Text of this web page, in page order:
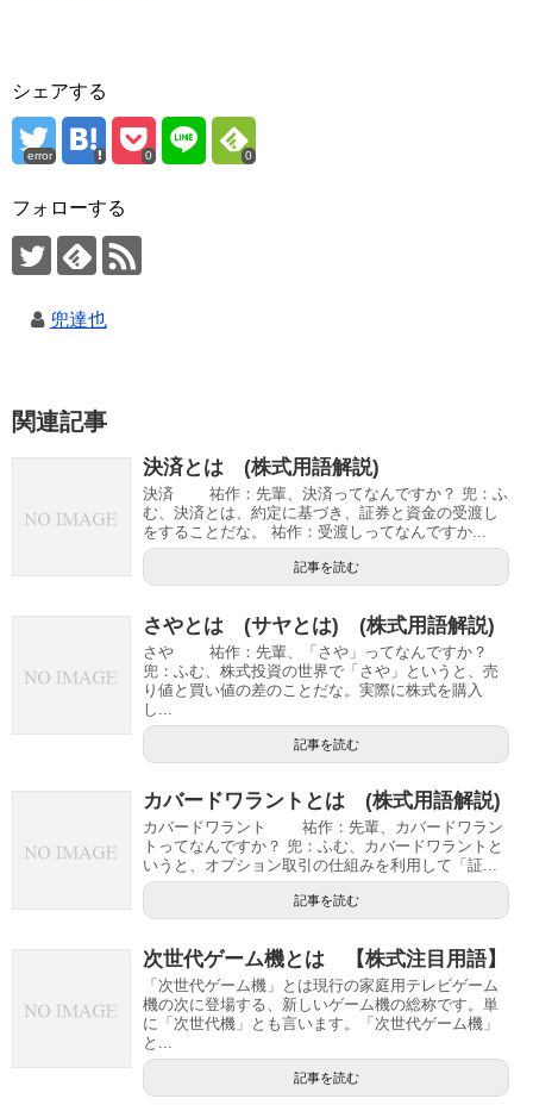
シェアする
error 0 0
フォローする
兜達也
関連記事
決済とは (株式用語解説)
決済 祐作：先輩、決済ってなんですか？ 兜：ふ
む、決済とは、約定に基づき、証券と資金の受渡し
をすることだな。 祐作：受渡しってなんですか...
記事を読む
さやとは (サヤとは) (株式用語解説)
さや 祐作：先輩、「さや」ってなんですか？
兜：ふむ、株式投資の世界で「さや」というと、売
り値と買い値の差のことだな。実際に株式を購入
し...
記事を読む
カバードワラントとは (株式用語解説)
カバードワラント 祐作：先輩、カバードワラン
トってなんですか？ 兜：ふむ、カバードワラントと
いうと、オプション取引の仕組みを利用して「証...
記事を読む
次世代ゲーム機とは 【株式注目用語】
「次世代ゲーム機」とは現行の家庭用テレビゲーム
機の次に登場する、新しいゲーム機の総称です。単
に「次世代機」とも言います。「次世代ゲーム機」
と...
記事を読む